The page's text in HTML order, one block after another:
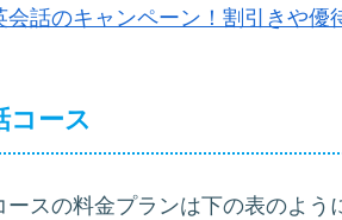
会話のキャンペーン！割引きや優
コース
ースの料金プランは下の表のよう